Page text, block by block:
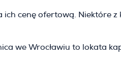
cenę ofertową. Niektóre
we Wrocławiu to lokata